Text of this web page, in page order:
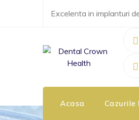
Excelenta in implanturi
Acasa Cazurile